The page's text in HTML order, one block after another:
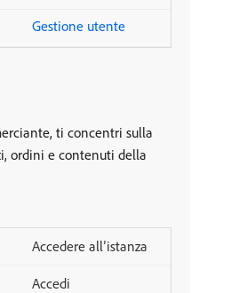
Gestione utente
ti concentri sulla
ordini e contenuti della
Accedere all’istanza
Accedi